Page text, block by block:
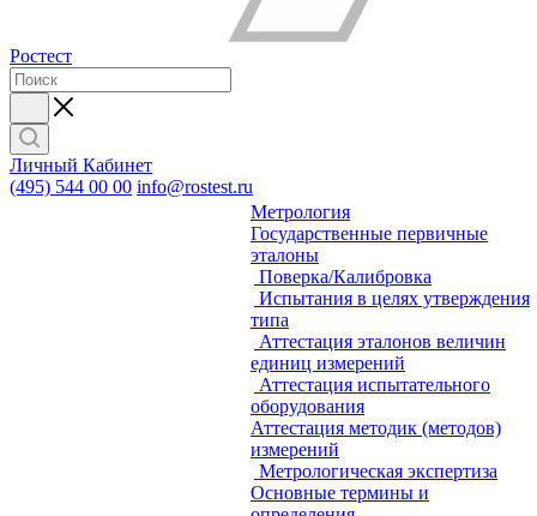
Ростест
Личный Кабинет
(495) 544 00 00 info@rostest.ru
Метрология
Государственные первичные
эталоны
Поверка/Калибровка
Испытания в целях утверждения
типа
Аттестация эталонов величин
единиц измерений
Аттестация испытательного
оборудования
Аттестация методик (методов)
измерений
Метрологическая экспертиза
Основные термины и